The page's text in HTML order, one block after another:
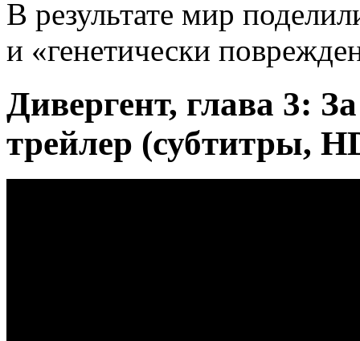
В результате мир
и «генетически
Дивергент, глава 3:
трейлер (субтитры,